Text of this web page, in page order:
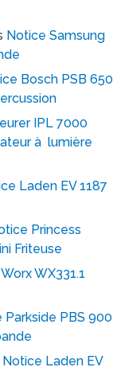
Notice Samsung
Bosch PSB 650
IPL 7000
à lumière
Laden EV 1187
Princess
Friteuse
WX331.1
Parkside PBS 900
Notice Laden EV